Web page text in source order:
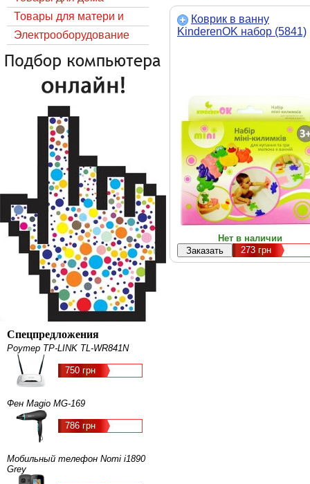
Товары для матери и
ребёнка
Электрооборудование
Спецпредложения
Роутер TP-LINK TL-WR841N
750 грн
Фен Magio MG-169
786 грн
Мобильный телефон Nomi i1890
Grey
Коврик в ванну
KinderenOK набор (5841)
Нет в наличии
273грн